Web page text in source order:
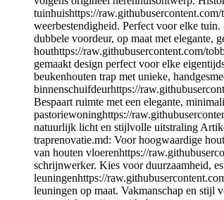
tuinhuishttps://
weerbestendigheid. Perfect voor elke
dubbele voordeur, op maat met elegante,
houthttps://raw.githubusercontent.com/
gemaakt design perfect voor elke
beukenhouten trap met unieke,
binnenschuifdeurhttps://
Bespaart ruimte met een elegante,
pastoriewoninghttps://
natuurlijk licht en stijlvolle uitstraling
traprenovatie.md: Voor hoogwaardige
van houten vloerenhttps://
schrijnwerker. Kies voor duurzaamheid,
leuningenhttps://
leuningen op maat. Vakmanschap en stijl